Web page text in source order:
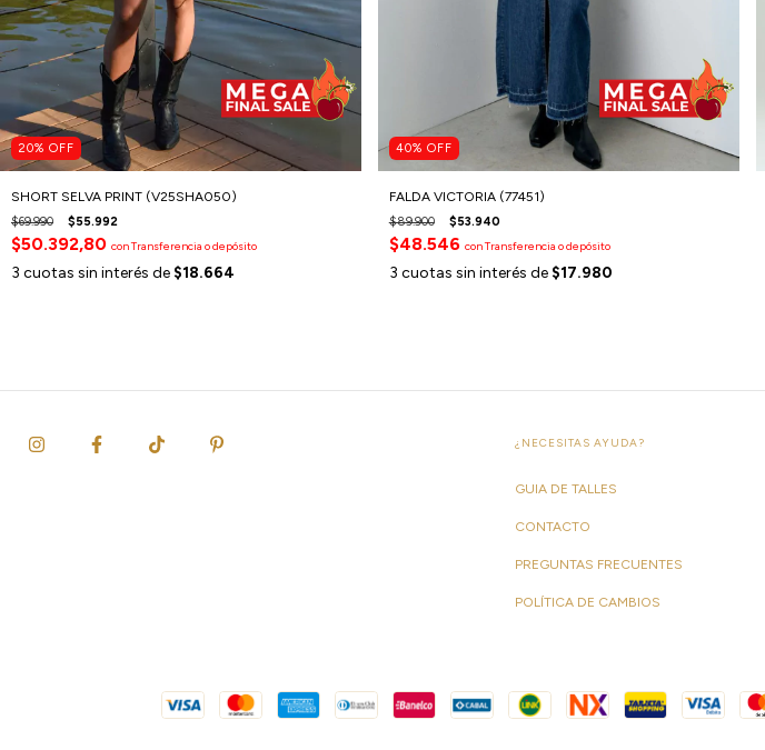
20% OFF
SHORT SELVA PRINT (V25SHA050)
$69.990 $55.992
$50.392,80 conTransferencia o depósito
3 cuotas sin interés de $18.664
40% OFF
FALDA VICTORIA (77451)
$89.900 $53.940
$48.546 conTransferencia o depósito
3 cuotas sin interés de $17.980
¿NECESITAS AYUDA?
GUIA DE TALLES
CONTACTO
PREGUNTAS FRECUENTES
POLÍTICA DE CAMBIOS